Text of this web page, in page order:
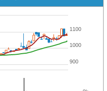
900
1000
1100